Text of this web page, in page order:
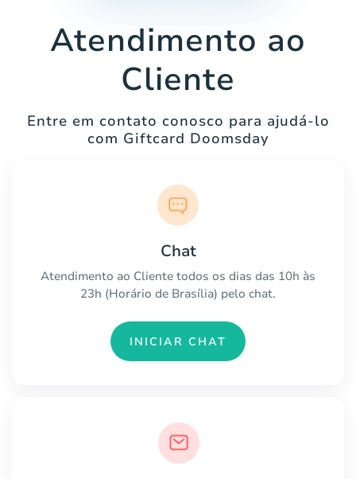
Atendimento ao
Cliente
Entre em contato conosco para ajudá-lo
com Giftcard Doomsday
Chat
Atendimento ao Cliente todos os dias das 10h às
23h (Horário de Brasília) pelo chat.
INICIAR CHAT